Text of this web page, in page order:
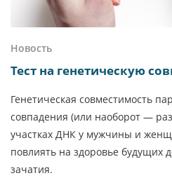
Новость
Тест на генетическую
Генетическая совместимость
совпадения (или наоборот —
участках ДНК у мужчины и
повлиять на здоровье будущих
зачатия.